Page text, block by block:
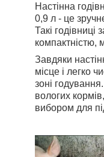
Настінна
0,9 л - це
Такі годівниці
компактністю,
Завдяки
місце і легко
зоні
вологих
вибором для